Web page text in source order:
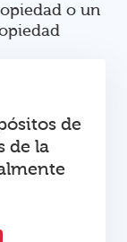
o un
de
de la